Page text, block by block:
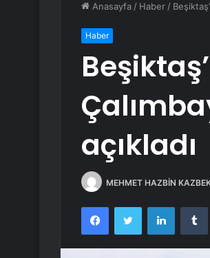
Anasayfa / Haber /
Haber
açıkladı
MEHMET HAZBİN
FacebookTwitter LinkedIn